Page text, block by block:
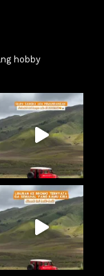
hobby